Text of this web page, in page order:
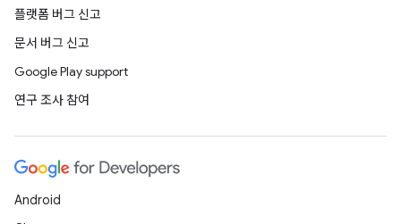
플랫폼 버그 신고
문서 버그 신고
Google Play support
연구 조사 참여
Android